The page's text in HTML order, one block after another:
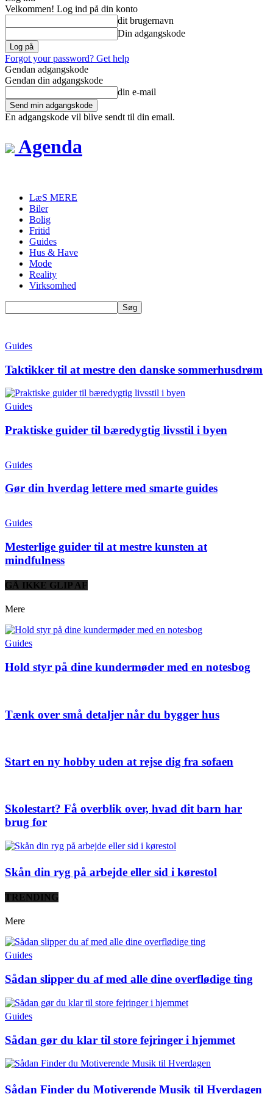
Velkommen! Log ind på din konto
dit brugernavn
Din adgangskode
Forgot your password? Get help
Gendan adgangskode
Gendan din adgangskode
din e-mail
En adgangskode vil blive sendt til din email.
Agenda
LæS MERE
Biler
Bolig
Fritid
Guides
Hus & Have
Mode
Reality
Virksomhed
Guides
Taktikker til at mestre den danske sommerhusdrøm
Guides
Praktiske guider til bæredygtig livsstil i byen
Guides
Gør din hverdag lettere med smarte guides
Guides
Mesterlige guider til at mestre kunsten at
mindfulness
GÅ IKKE GLIP AF
Mere
Guides
Hold styr på dine kundermøder med en notesbog
Tænk over små detaljer når du bygger hus
Start en ny hobby uden at rejse dig fra sofaen
Skolestart? Få overblik over, hvad dit barn har
brug for
Skån din ryg på arbejde eller sid i kørestol
TRENDING
Mere
Guides
Sådan slipper du af med alle dine overflødige ting
Guides
Sådan gør du klar til store fejringer i hjemmet
Sådan Finder du Motiverende Musik til Hverdagen